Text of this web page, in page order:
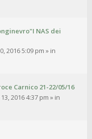
NAS dei
2016 5:09 pm » in
Carnico 21-22/05/16
2016 4:37 pm » in